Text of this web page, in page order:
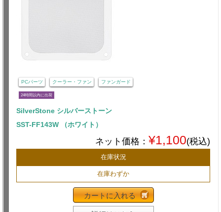
PCパーツ クーラー・ファン ファンガード
24時間以内に出荷
SilverStone シルバーストーン
SST-FF143W （ホワイト）
ネット価格： ¥1,100(税込)
在庫状況
在庫わずか
カートに入れる